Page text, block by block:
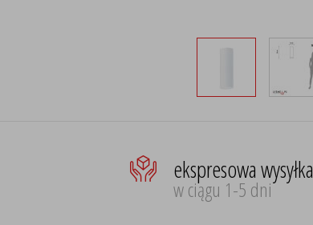
ekspresowa wysyłka
w ciągu 1-5 dni